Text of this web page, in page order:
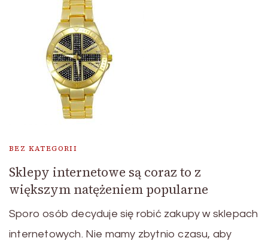
BEZ KATEGORII
Sklepy internetowe są coraz to z
większym natężeniem popularne
Sporo osób decyduje się robić zakupy w sklepach
internetowych. Nie mamy zbytnio czasu, aby